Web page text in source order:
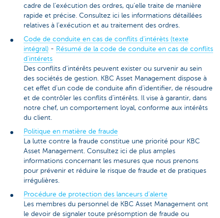
cadre de l’exécution des ordres, qu’elle traite de manière
rapide et précise. Consultez ici les informations détaillées
relatives à l’exécution et au traitement des ordres.
Code de conduite en cas de conflits d'intérèts (texte
intégral) - Résumé de la code de conduite en cas de conflits
d'intérets
Des conflits d’intérêts peuvent exister ou survenir au sein
des sociétés de gestion. KBC Asset Management dispose à
cet effet d’un code de conduite afin d’identifier, de résoudre
et de contrôler les conflits d’intérêts. Il vise à garantir, dans
notre chef, un comportement loyal, conforme aux intérêts
du client.
Politique en matière de fraude
La lutte contre la fraude constitue une priorité pour KBC
Asset Management. Consultez ici de plus amples
informations concernant les mesures que nous prenons
pour prévenir et réduire le risque de fraude et de pratiques
irrégulières.
Procédure de protection des lanceurs d’alerte
Les membres du personnel de KBC Asset Management ont
le devoir de signaler toute présomption de fraude ou